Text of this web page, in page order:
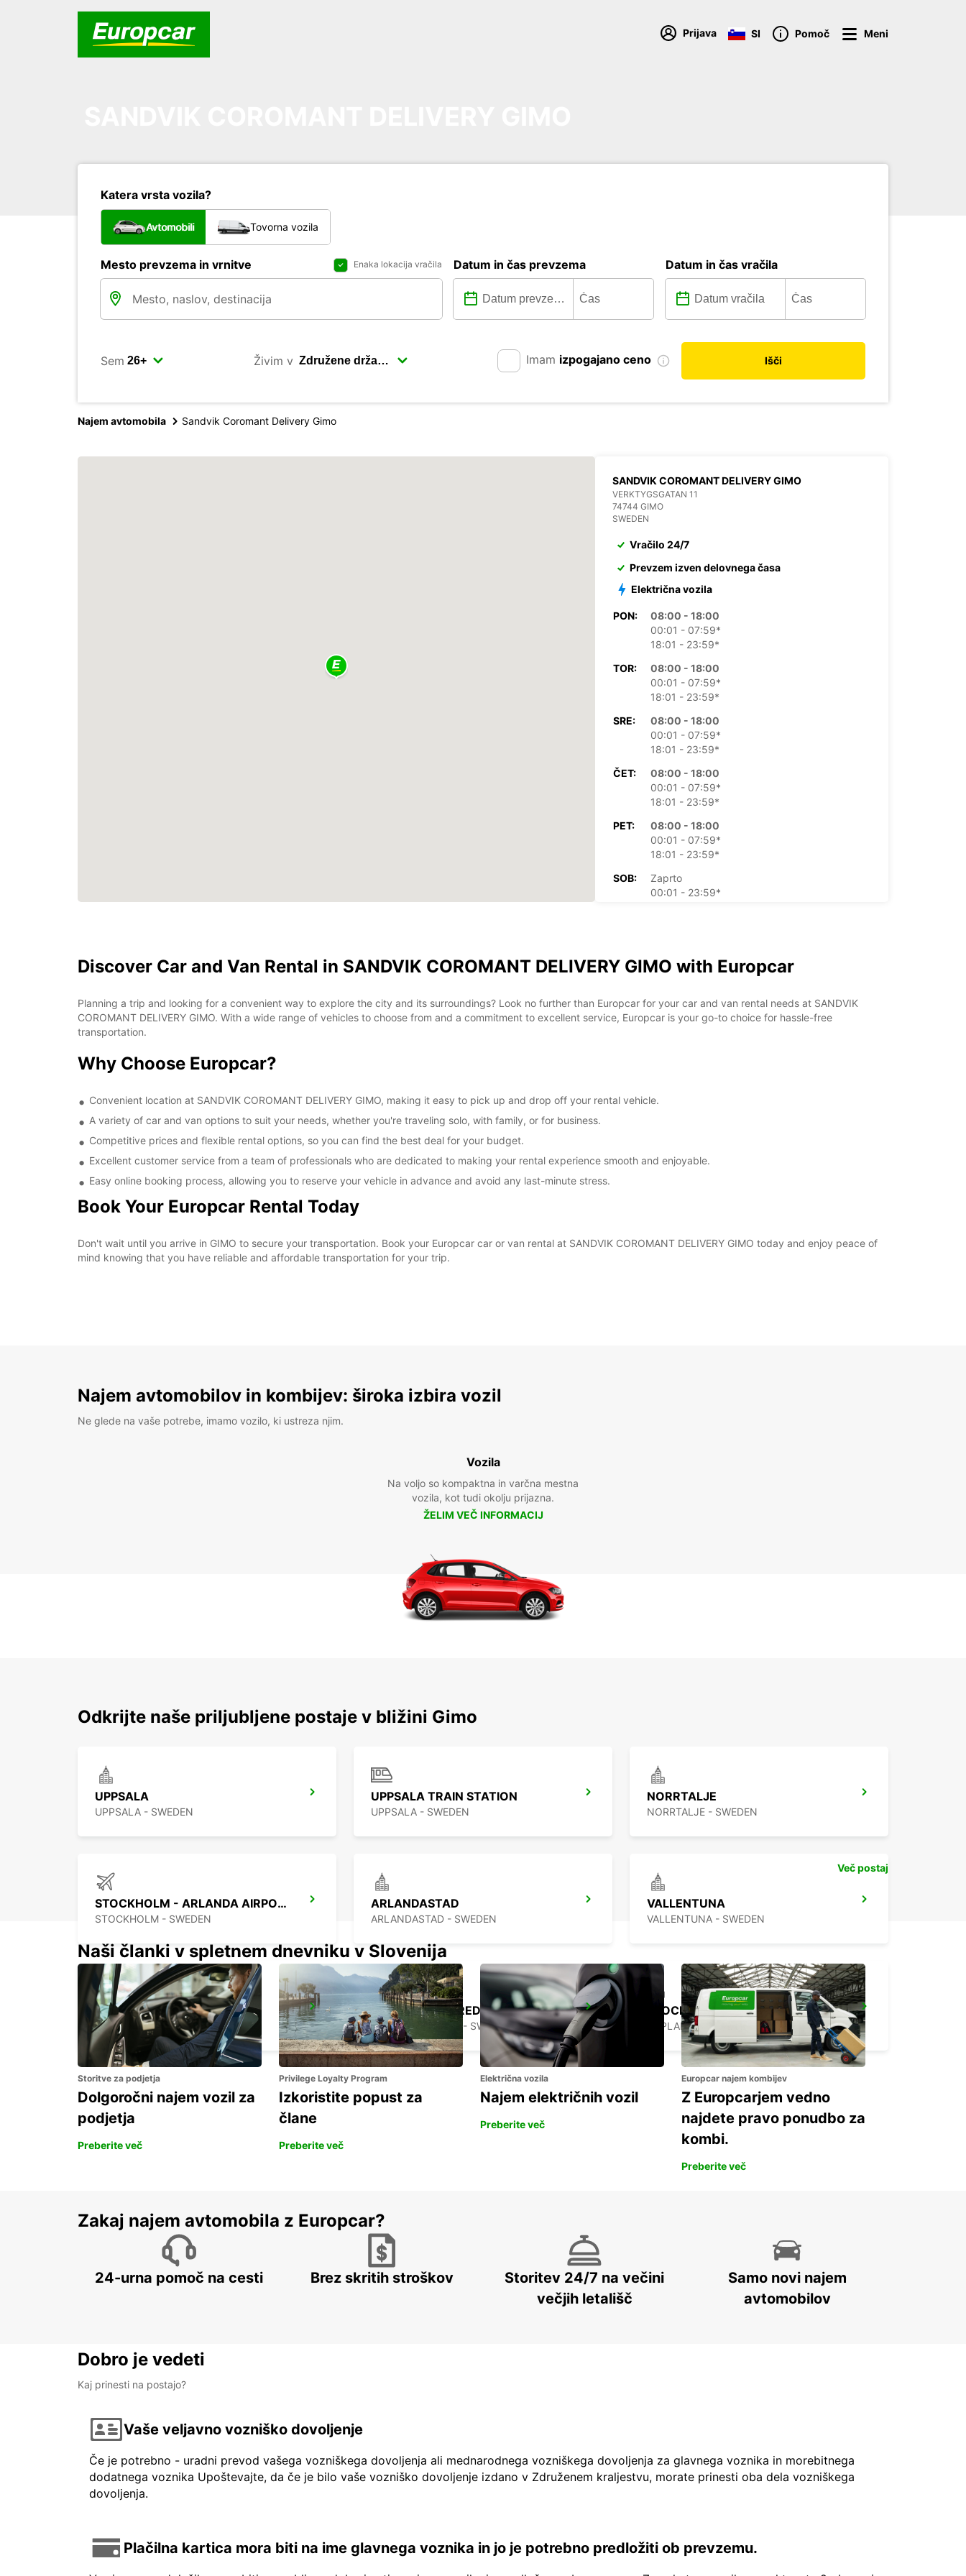
Prijava SI Pomoč Meni
Katera vrsta vozila?
Avtomobili Tovorna vozila
Mesto prevzema in vrnitve Enaka lokacija vračila Datum in čas prevzema Datum in čas vračila
Sem Živim v Imam izpogajano ceno Išči
Najem avtomobila Sandvik Coromant Delivery Gimo
SANDVIK COROMANT DELIVERY GIMO
VERKTYGSGATAN 11
74744 GIMO
SWEDEN
Vračilo 24/7
Prevzem izven delovnega časa
Električna vozila
PON:
08:00 - 18:00
00:01 - 07:59*
18:01 - 23:59*
TOR:
08:00 - 18:00
00:01 - 07:59*
18:01 - 23:59*
SRE:
08:00 - 18:00
00:01 - 07:59*
18:01 - 23:59*
ČET:
08:00 - 18:00
00:01 - 07:59*
18:01 - 23:59*
PET:
08:00 - 18:00
00:01 - 07:59*
18:01 - 23:59*
SOB:
Zaprto
00:01 - 23:59*
Veljavnost tega delovnega časa je odvisna od
+46 (18) 171730
Discover Car and Van Rental in SANDVIK COROMANT DELIVERY GIMO with Europcar
Planning a trip and looking for a convenient way to explore the city and its surroundings? Look no further than Europcar for your car and van rental needs at SANDVIK
COROMANT DELIVERY GIMO. With a wide range of vehicles to choose from and a commitment to excellent service, Europcar is your go-to choice for hassle-free
transportation.
Why Choose Europcar?
Convenient location at SANDVIK COROMANT DELIVERY GIMO, making it easy to pick up and drop off your rental vehicle.
A variety of car and van options to suit your needs, whether you're traveling solo, with family, or for business.
Competitive prices and flexible rental options, so you can find the best deal for your budget.
Excellent customer service from a team of professionals who are dedicated to making your rental experience smooth and enjoyable.
Easy online booking process, allowing you to reserve your vehicle in advance and avoid any last-minute stress.
Book Your Europcar Rental Today
Don't wait until you arrive in GIMO to secure your transportation. Book your Europcar car or van rental at SANDVIK COROMANT DELIVERY GIMO today and enjoy peace of
mind knowing that you have reliable and affordable transportation for your trip.
Najem avtomobilov in kombijev: široka izbira vozil
Ne glede na vaše potrebe, imamo vozilo, ki ustreza njim.
Vozila
Na voljo so kompaktna in varčna mestna
vozila, kot tudi okolju prijazna.
ŽELIM VEČ INFORMACIJ
Odkrijte naše priljubljene postaje v bližini Gimo
UPPSALA
UPPSALA - SWEDEN
UPPSALA TRAIN STATION
UPPSALA - SWEDEN
NORRTALJE
NORRTALJE - SWEDEN
STOCKHOLM - ARLANDA AIRPORT
STOCKHOLM - SWEDEN
ARLANDASTAD
ARLANDASTAD - SWEDEN
VALLENTUNA
VALLENTUNA - SWEDEN
UPPLANDS VASBY
UPPLANDS VASBY - SWEDEN
STOCKHOLM BREDDEN
UPPLANDS VASBY - SWEDEN
STOCKHOLM SKODA BREDDEN
UPPLANDS VASBY - SWEDEN
Več postaj
Naši članki v spletnem dnevniku v Slovenija
Storitve za podjetja
Dolgoročni najem vozil za
podjetja
Preberite več
Privilege Loyalty Program
Izkoristite popust za
člane
Preberite več
Električna vozila
Najem električnih vozil
Preberite več
Europcar najem kombijev
Z Europcarjem vedno
najdete pravo ponudbo za
kombi.
Preberite več
Zakaj najem avtomobila z Europcar?
24-urna pomoč na cesti Brez skritih stroškov
Storitev 24/7 na večini
večjih letališč
Samo novi najem
avtomobilov
Dobro je vedeti
Kaj prinesti na postajo?
Vaše veljavno vozniško dovoljenje
Če je potrebno - uradni prevod vašega vozniškega dovoljenja ali mednarodnega vozniškega dovoljenja za glavnega voznika in morebitnega
dodatnega voznika Upoštevajte, da če je bilo vaše vozniško dovoljenje izdano v Združenem kraljestvu, morate prinesti oba dela vozniškega
dovoljenja.
Plačilna kartica mora biti na ime glavnega voznika in jo je potrebno predložiti ob prevzemu.